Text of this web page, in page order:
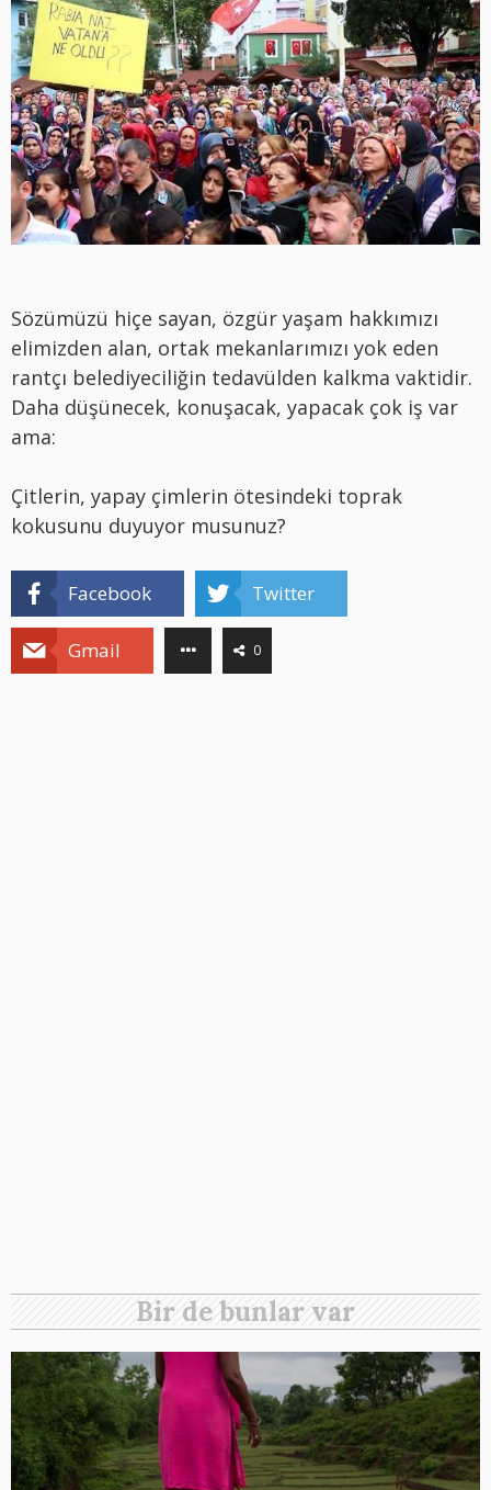
Sözümüzü hiçe sayan, özgür yaşam hakkımızı
elimizden alan, ortak mekanlarımızı yok eden
rantçı belediyeciliğin tedavülden kalkma vaktidir.
Daha düşünecek, konuşacak, yapacak çok iş var
ama:
Çitlerin, yapay çimlerin ötesindeki toprak
kokusunu duyuyor musunuz?
Facebook Twitter
Gmail 0
Bir de bunlar var